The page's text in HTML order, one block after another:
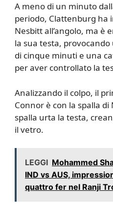
A meno di un minuto
periodo, Clattenburg ha
Nesbitt all’angolo, ma è
la sua testa,
di cinque minuti e una
per aver controllato la
Analizzando il colpo, il
Connor è con la spalla
spalla urta la testa,
il vetro.
LEGGI Mohammed
IND vs AUS,
quattro fer nel Ranji